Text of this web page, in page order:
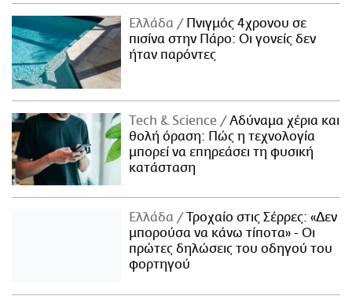
Ελλάδα
Πνιγμός 4χρονου σε
πισίνα στην Πάρο: Οι γονείς δεν
ήταν παρόντες
Τech & Science
Αδύναμα χέρια και
θολή όραση: Πώς η τεχνολογία
μπορεί να επηρεάσει τη φυσική
κατάσταση
Ελλάδα
Τροχαίο στις Σέρρες: «Δεν
μπορούσα να κάνω τίποτα» - Οι
πρώτες δηλώσεις του οδηγού του
φορτηγού